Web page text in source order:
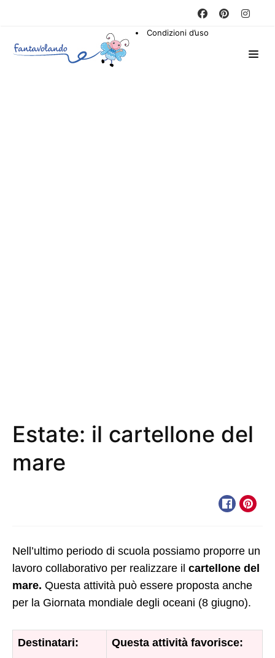
Condizioni d’uso
Estate: il cartellone del
mare
Nell’ultimo periodo di scuola possiamo proporre un
lavoro collaborativo per realizzare il cartellone del
mare. Questa attività può essere proposta anche
per la Giornata mondiale degli oceani (8 giugno).
Destinatari: Questa attività favorisce: